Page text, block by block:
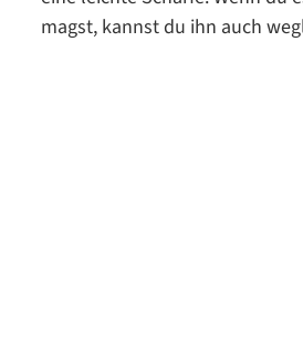
magst, kannst du ihn auch